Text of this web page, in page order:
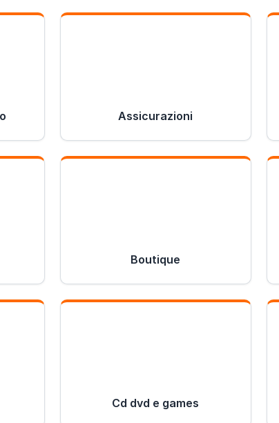
Assicurazioni
Boutique
Cd dvd e games